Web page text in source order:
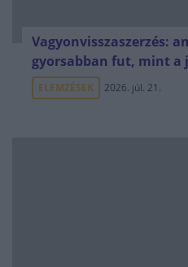
Vagyonvisszaszerzés:
gyorsabban fut, mint a
ELEMZÉSEK 2026. júl. 21.